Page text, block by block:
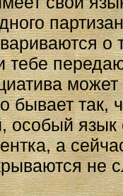
о
тебе
бывает так,
особый
а
не